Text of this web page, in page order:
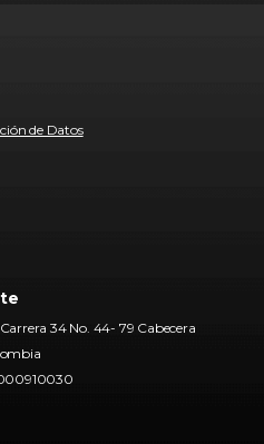
de Datos
34 No. 44- 79 Cabecera